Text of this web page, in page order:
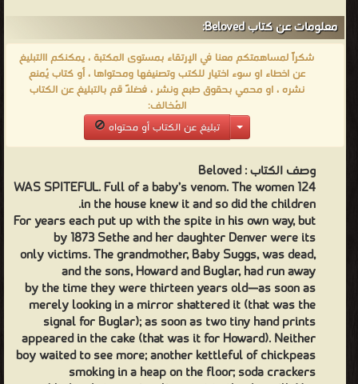
معلومات عن كتاب Beloved:
شكراً لمساهمتكم معنا في الإرتقاء بمستوى المكتبة ، يمكنكم االتبليغ
عن اخطاء او سوء اختيار للكتب وتصنيفها ومحتواها ، أو كتاب يُمنع
نشره ، او محمي بحقوق طبع ونشر ، فضلاً قم بالتبليغ عن الكتاب
المُخالف:
تبليغ عن الكتاب أو محتواه
وصف الكتاب :Beloved
124 WAS SPITEFUL. Full of a baby’s venom. The women
in the house knew it and so did the children.
For years each put up with the spite in his own way, but
by 1873 Sethe and her daughter Denver were its
only victims. The grandmother, Baby Suggs, was dead,
and the sons, Howard and Buglar, had run away
by the time they were thirteen years old—as soon as
merely looking in a mirror shattered it (that was the
signal for Buglar); as soon as two tiny hand prints
appeared in the cake (that was it for Howard). Neither
boy waited to see more; another kettleful of chickpeas
smoking in a heap on the floor; soda crackers